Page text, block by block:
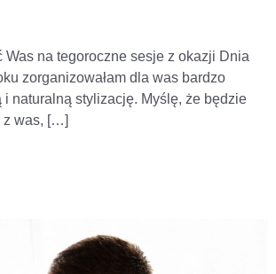
Was na tegoroczne sesje z okazji Dnia
zorganizowałam dla was bardzo
i naturalną stylizację. Myślę, że będzie
z was, […]